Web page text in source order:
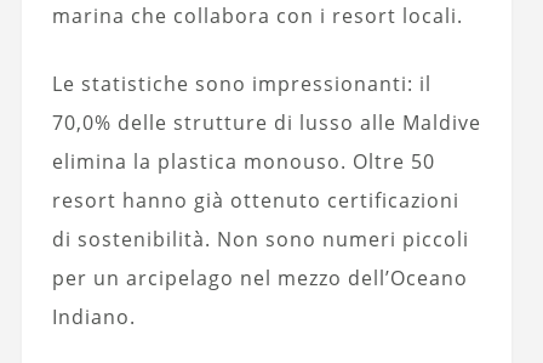
marina che collabora con i resort locali.
Le statistiche sono impressionanti: il
70,0% delle strutture di lusso alle Maldive
elimina la plastica monouso. Oltre 50
resort hanno già ottenuto certificazioni
di sostenibilità. Non sono numeri piccoli
per un arcipelago nel mezzo dell’Oceano
Indiano.